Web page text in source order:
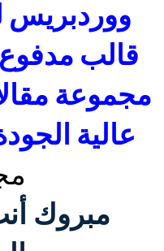
ووردبريس
قالب مدفوع
مجموعة
عالية
مبروك